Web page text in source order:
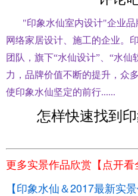
"印象水仙室内设计"企业品
网络家居设计、施工的企业。
团队，旗下“水仙设计”、“水
力，品牌价值不断的提升，众
使印象水仙坚定的前行......
怎样快速找到
更多实景作品欣赏【点开看
【印象水仙＆2017最新实